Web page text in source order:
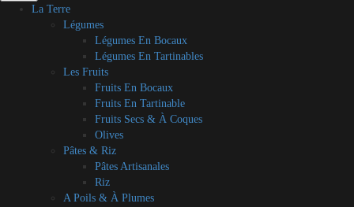
La Terre
Légumes
Légumes En Bocaux
Légumes En Tartinables
Les Fruits
Fruits En Bocaux
Fruits En Tartinable
Fruits Secs & À Coques
Olives
Pâtes & Riz
Pâtes Artisanales
Riz
A Poils & À Plumes